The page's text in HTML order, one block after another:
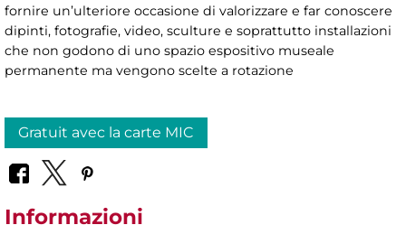
fornire un’ulteriore occasione di valorizzare e far conoscere
dipinti, fotografie, video, sculture e soprattutto installazioni
che non godono di uno spazio espositivo museale
permanente ma vengono scelte a rotazione
Gratuit avec la carte MIC
Informazioni